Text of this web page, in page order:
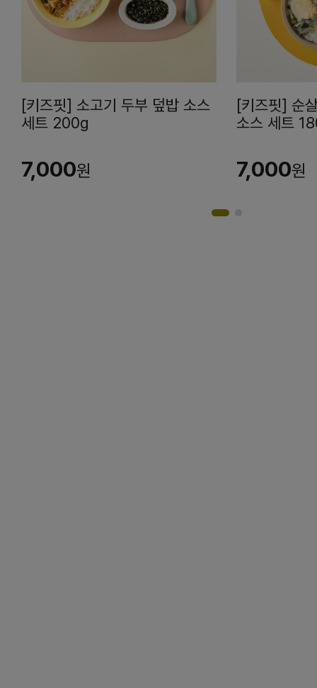
[키즈핏] 소고기 두부 덮밥 소스
세트 200g
7,000원
[키즈핏] 순
소스 세트
7,000원